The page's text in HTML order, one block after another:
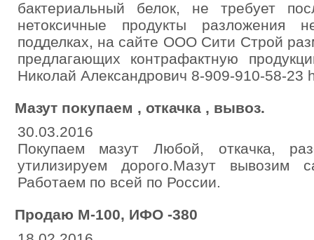
бактериальный белок, не требует
нетоксичные продукты разложения
подделках, на сайте ООО Сити Строй
предлагающих контрафактную
Николай Александрович 8-909-910-58-23
Мазут покупаем , откачка , вывоз.
30.03.2016
Покупаем мазут Любой, откачка,
утилизируем дорого.Мазут вывозим
Работаем по всей по России.
Продаю М-100, ИФО -380